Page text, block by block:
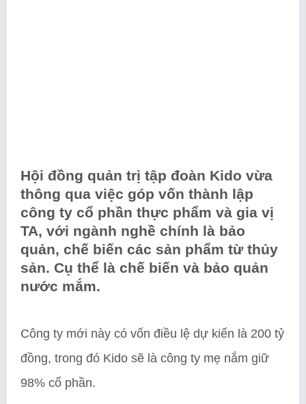
Hội đồng quản trị tập đoàn Kido vừa
thông qua việc góp vốn thành lập
công ty cổ phần thực phẩm và gia vị
TA, với ngành nghề chính là bảo
quản, chế biến các sản phẩm từ thủy
sản. Cụ thể là chế biến và bảo quản
nước mắm.
Công ty mới này có vốn điều lệ dự kiến là 200 tỷ
đồng, trong đó Kido sẽ là công ty mẹ nắm giữ
98% cổ phần.